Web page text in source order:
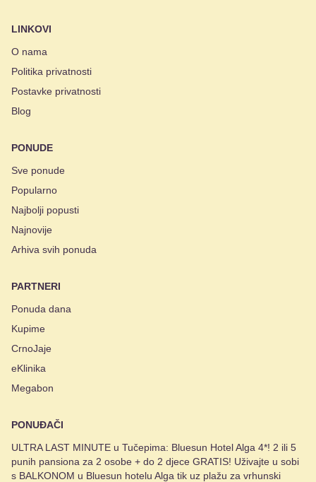
LINKOVI
O nama
Politika privatnosti
Postavke privatnosti
Blog
PONUDE
Sve ponude
Popularno
Najbolji popusti
Najnovije
Arhiva svih ponuda
PARTNERI
Ponuda dana
Kupime
CrnoJaje
eKlinika
Megabon
PONUĐAČI
ULTRA LAST MINUTE u Tučepima: Bluesun Hotel Alga 4*! 2 ili 5
punih pansiona za 2 osobe + do 2 djece GRATIS! Uživajte u sobi
s BALKONOM u Bluesun hotelu Alga tik uz plažu za vrhunski